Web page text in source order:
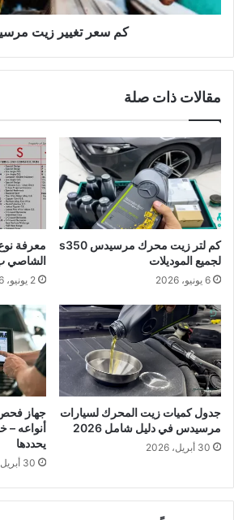
كم سعر تغيير زيت
مقالات ذات صلة
كم لتر زيت محرك مرسيدس s350
لجميع الموديلات
6 يونيو، 2026
معرفة
الشاصي ب 7
2 يونيو، 2026
جدول كميات زيت المحرك لسيارات
مرسيدس في دليل شامل 2026
30 أبريل، 2026
جهاز
أنواعه –
يحددها
30 أبريل، 2026